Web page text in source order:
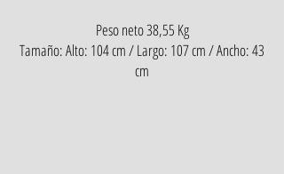
Peso neto 38,55 Kg
Tamaño: Alto: 104 cm / Largo: 107 cm / Ancho: 43
cm